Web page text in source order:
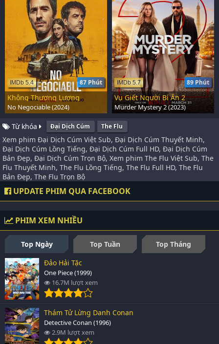
87 Phút
IMDb 5.4
Không Thương Lượng
No Negociable (2024)
89 Phút
IMDb 5.7
Vụ Giết Người Bí Ẩn 2
Murder Mystery 2 (2023)
Từ khóa Đại Dịch Cúm The Flu
Xem phim Đại Dịch Cúm Việt Sub, Đại Dịch Cúm Thuyết Minh,
Đại Dịch Cúm Lồng Tiếng, Đại Dịch Cúm Full HD, Đại Dịch Cúm
Bản Đẹp, Đại Dịch Cúm Trọn Bộ, Xem phim The Flu Việt Sub, The
Flu Thuyết Minh, The Flu Lồng Tiếng, The Flu Full HD, The Flu
Bản Đẹp, The Flu Trọn Bộ
UPDATE PHIM QUA FACEBOOK
PHIM XEM NHIỀU
Top Ngày Top Tuần
Top Tháng
Đảo Hải Tặc
One Piece (1999)
16.7M lượt xem
Thám Tử Lừng Danh Conan
Detective Conan (1996)
2.9M lượt xem